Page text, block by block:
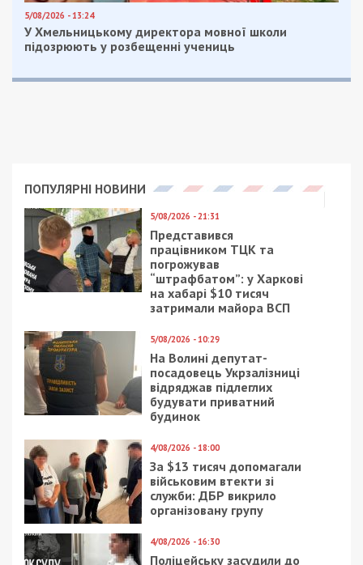
Facebook
Telegram
Twitter
WhatsApp
ViberEmail
Категории:Суспільство| Метки:
многоэтажка,пожар,щитовая
Рекламні блоки дають нам змогу
залишатися незалежними ЗМІ, а вам -
отримувати найсвіжіші новини під ними.
Приєднуйтесь також до 49000 в Google News. Слідкуйте
за останніми новинами!
Приєднатися
Читайте також
Предыдущая статья:
Почем дефолт для Украины?